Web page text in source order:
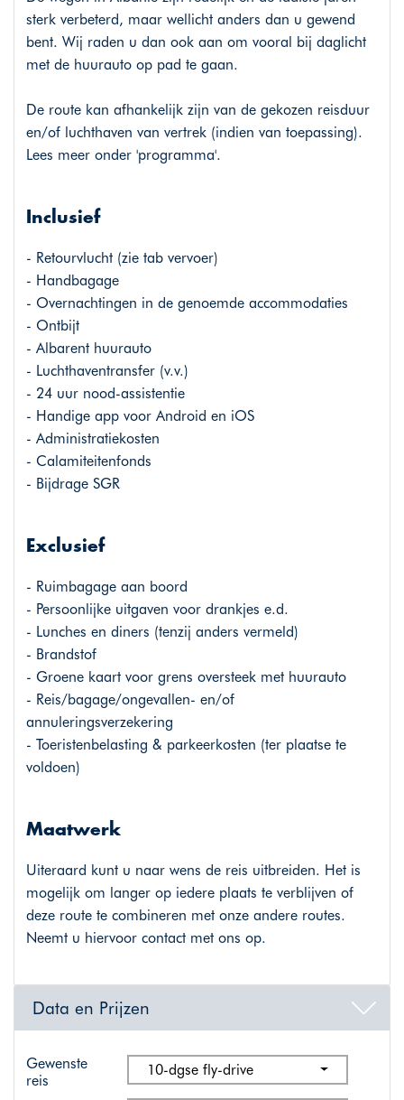
sterk verbeterd, maar wellicht anders dan u gewend
bent. Wij raden u dan ook aan om vooral bij daglicht
met de huurauto op pad te gaan.
De route kan afhankelijk zijn van de gekozen reisduur
en/of luchthaven van vertrek (indien van toepassing).
Lees meer onder 'programma'.
Inclusief
- Retourvlucht (zie tab vervoer)
- Handbagage
- Overnachtingen in de genoemde accommodaties
- Ontbijt
- Albarent huurauto
- Luchthaventransfer (v.v.)
- 24 uur nood-assistentie
- Handige app voor Android en iOS
- Administratiekosten
- Calamiteitenfonds
- Bijdrage SGR
Exclusief
- Ruimbagage aan boord
- Persoonlijke uitgaven voor drankjes e.d.
- Lunches en diners (tenzij anders vermeld)
- Brandstof
- Groene kaart voor grens oversteek met huurauto
- Reis/bagage/ongevallen- en/of
annuleringsverzekering
- Toeristenbelasting & parkeerkosten (ter plaatse te
voldoen)
Maatwerk
Uiteraard kunt u naar wens de reis uitbreiden. Het is
mogelijk om langer op iedere plaats te verblijven of
deze route te combineren met onze andere routes.
Neemt u hiervoor contact met ons op.
Data en Prijzen
Gewenste
reis
10-dgse fly-drive